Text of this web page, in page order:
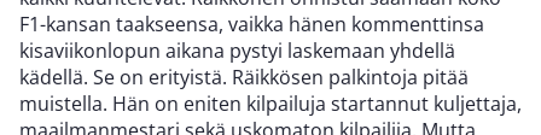
F1-kansan taakseensa, vaikka hänen kommenttinsa
kisaviikonlopun aikana pystyi laskemaan yhdellä
kädellä. Se on erityistä. Räikkösen palkintoja pitää
muistella. Hän on eniten kilpailuja startannut kuljettaja,